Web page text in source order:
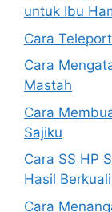
untuk Ibu
Cara
Cara
Mastah
Cara
Sajiku
Cara SS HP
Hasil
Cara